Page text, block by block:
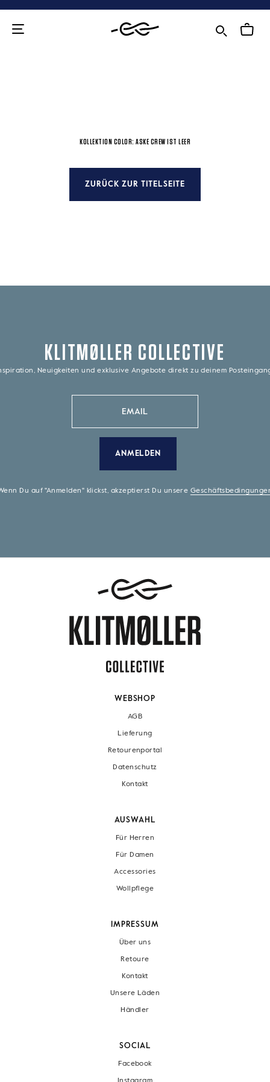
KOLLEKTION COLOR: ASKE CREW IST LEER
ZURÜCK ZUR TITELSEITE
KLITMØLLER COLLECTIVE
Neuigkeiten und exklusive Angebote direkt zu deinem
ANMELDEN
Du auf "Anmelden" klickst, akzeptierst Du unsere
WEBSHOP
AGB
Lieferung
Retourenportal
Datenschutz
Kontakt
AUSWAHL
Für Herren
Für Damen
Accessories
Wollpflege
IMPRESSUM
Über uns
Retoure
Kontakt
Unsere Läden
Händler
SOCIAL
Facebook